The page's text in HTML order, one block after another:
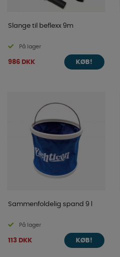
Slange til beflexx 9m
På lager
986 DKK KØB!
Sammenfoldelig spand 9 l
På lager
113 DKK KØB!